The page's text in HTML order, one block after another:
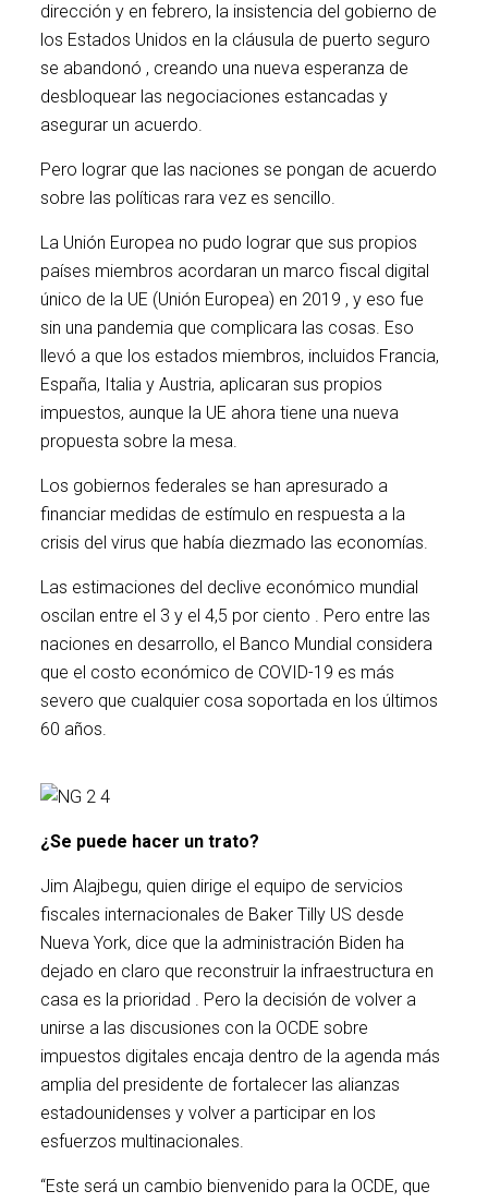
dirección y en febrero, la insistencia del gobierno de
los Estados Unidos en la cláusula de puerto seguro
se abandonó , creando una nueva esperanza de
desbloquear las negociaciones estancadas y
asegurar un acuerdo.
Pero lograr que las naciones se pongan de acuerdo
sobre las políticas rara vez es sencillo.
La Unión Europea no pudo lograr que sus propios
países miembros acordaran un marco fiscal digital
único de la UE (Unión Europea) en 2019 , y eso fue
sin una pandemia que complicara las cosas. Eso
llevó a que los estados miembros, incluidos Francia,
España, Italia y Austria, aplicaran sus propios
impuestos, aunque la UE ahora tiene una nueva
propuesta sobre la mesa.
Los gobiernos federales se han apresurado a
financiar medidas de estímulo en respuesta a la
crisis del virus que había diezmado las economías.
Las estimaciones del declive económico mundial
oscilan entre el 3 y el 4,5 por ciento . Pero entre las
naciones en desarrollo, el Banco Mundial considera
que el costo económico de COVID-19 es más
severo que cualquier cosa soportada en los últimos
60 años.
¿Se puede hacer un trato?
Jim Alajbegu, quien dirige el equipo de servicios
fiscales internacionales de Baker Tilly US desde
Nueva York, dice que la administración Biden ha
dejado en claro que reconstruir la infraestructura en
casa es la prioridad . Pero la decisión de volver a
unirse a las discusiones con la OCDE sobre
impuestos digitales encaja dentro de la agenda más
amplia del presidente de fortalecer las alianzas
estadounidenses y volver a participar en los
esfuerzos multinacionales.
“Este será un cambio bienvenido para la OCDE, que